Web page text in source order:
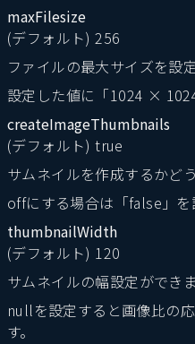
maxFilesize
(デフォルト) 256
ファイルの最大サイズを設
設定した値に「1024 ×
createImageThumbnails
(デフォルト) true
サムネイルを作成するかど
offにする場合は「false」を
thumbnailWidth
(デフォルト) 120
サムネイルの幅設定ができま
nullを設定すると画像比の
す。